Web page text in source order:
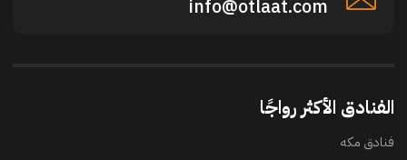
info@otlaat.com
الفنادق الأكثر رواجًا
فنادق مكه